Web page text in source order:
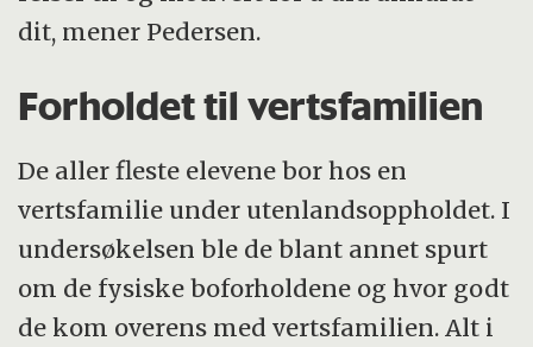
dit, mener Pedersen.
Forholdet til vertsfamilien
De aller fleste elevene bor hos en
vertsfamilie under utenlandsoppholdet. I
undersøkelsen ble de blant annet spurt
om de fysiske boforholdene og hvor godt
de kom overens med vertsfamilien. Alt i